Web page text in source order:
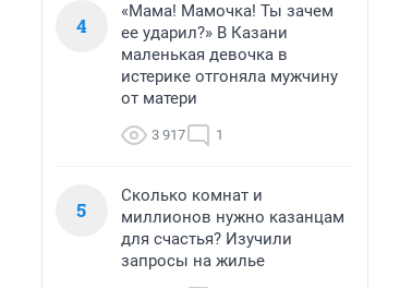
4
«Мама! Мамочка! Ты зачем
ее ударил?» В Казани
маленькая девочка в
истерике отгоняла мужчину
от матери
3 917 1
5
Сколько комнат и
миллионов нужно казанцам
для счастья? Изучили
запросы на жилье